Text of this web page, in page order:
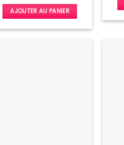
AJOUTER AU PANIER